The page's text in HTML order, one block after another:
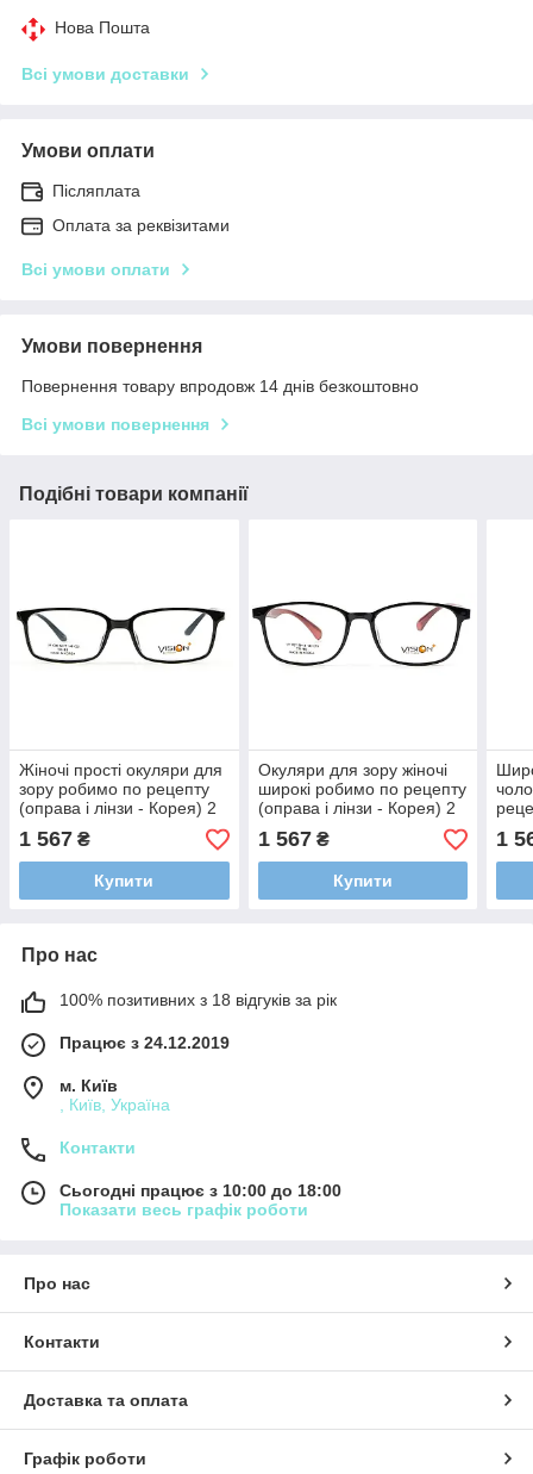
Нова Пошта
Всі умови доставки
Умови оплати
Післяплата
Оплата за реквізитами
Всі умови оплати
Умови повернення
Повернення товару впродовж 14 днів безкоштовно
Всі умови повернення
Подібні товари компанії
Жіночі прості окуляри для
зору робимо по рецепту
(оправа і лінзи - Корея) 2
1 567 ₴
Купити
Окуляри для зору жіночі
широкі робимо по рецепту
(оправа і лінзи - Корея) 2
1 567₴
Купити
1
Про нас
100% позитивних з 18 відгуків за рік
Працює з 24.12.2019
м. Київ
, Київ, Україна
Контакти
Сьогодні працює з 10:00 до 18:00
Показати весь графік роботи
Про нас
Контакти
Доставка та оплата
Графік роботи